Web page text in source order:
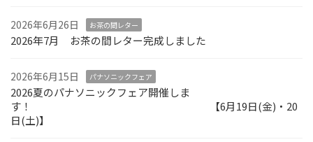
2026年6月26日 お茶の間レター
2026年7月 お茶の間レター完成しました
2026年6月15日 パナソニックフェア
2026夏のパナソニックフェア開催しま
す！ 【6月19日(金)・20
日(土)】